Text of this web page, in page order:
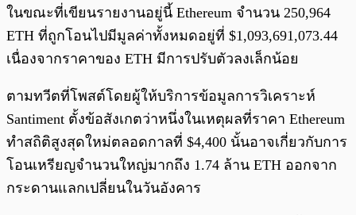
ในขณะที่เขียนรายงานอยู่นี้ Ethereum จำนวน 250,964
ETH ที่ถูกโอนไปมีมูลค่าทั้งหมดอยู่ที่ $1,093,691,073.44
เนื่องจากราคาของ ETH มีการปรับตัวลงเล็กน้อย
ตามทวีตที่โพสต์โดยผู้ให้บริการข้อมูลการวิเคราะห์
Santiment ตั้งข้อสังเกตว่าหนึ่งในเหตุผลที่ราคา Ethereum
ทำสถิติสูงสุดใหม่ตลอดกาลที่ $4,400 นั้นอาจเกี่ยวกับการ
โอนเหรียญจำนวนใหญ่มากถึง 1.74 ล้าน ETH ออกจาก
กระดานแลกเปลี่ยนในวันอังคาร